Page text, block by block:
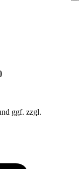
ggf. zzgl.